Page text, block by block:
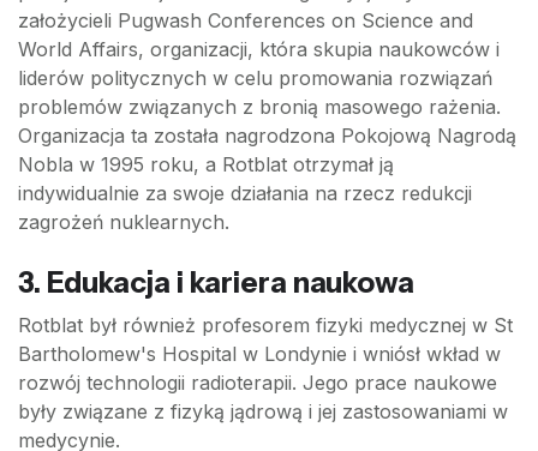
założycieli Pugwash Conferences on Science and
World Affairs, organizacji, która skupia naukowców i
liderów politycznych w celu promowania rozwiązań
problemów związanych z bronią masowego rażenia.
Organizacja ta została nagrodzona Pokojową Nagrodą
Nobla w 1995 roku, a Rotblat otrzymał ją
indywidualnie za swoje działania na rzecz redukcji
zagrożeń nuklearnych.
3. Edukacja i kariera naukowa
Rotblat był również profesorem fizyki medycznej w St
Bartholomew's Hospital w Londynie i wniósł wkład w
rozwój technologii radioterapii. Jego prace naukowe
były związane z fizyką jądrową i jej zastosowaniami w
medycynie.